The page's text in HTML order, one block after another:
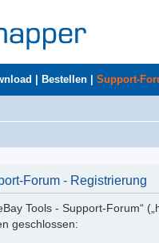
Bestellen Support-
Forum - Registrierung
Tools - Support-Forum“
geschlossen: